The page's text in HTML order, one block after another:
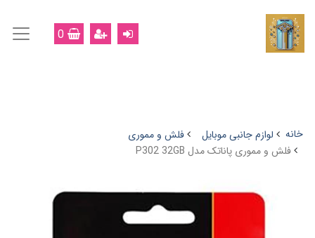
0
خانه لوازم جانبی موبایل
فلش و مموری
فلش و مموری پاناتک مدل P302 32GB